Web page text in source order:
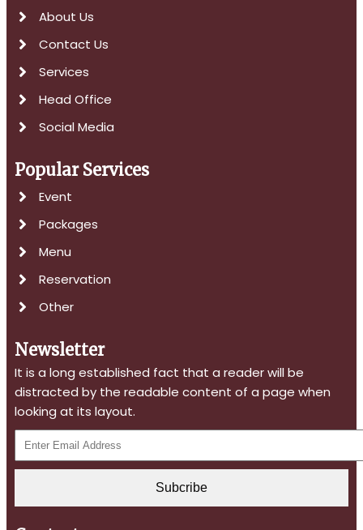
About Us
Contact Us
Services
Head Office
Social Media
Popular Services
Event
Packages
Menu
Reservation
Other
Newsletter
It is a long established fact that a reader will be
distracted by the readable content of a page when
looking at its layout.
Subcribe